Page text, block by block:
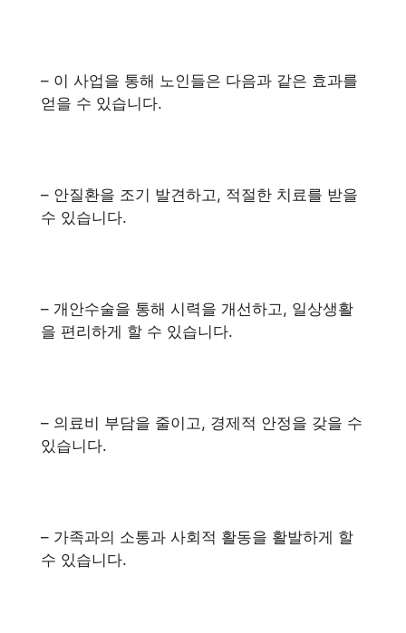
– 이 사업을 통해 노인들은 다음과 같은 효과를
얻을 수 있습니다.
– 안질환을 조기 발견하고, 적절한 치료를 받을
수 있습니다.
– 개안수술을 통해 시력을 개선하고, 일상생활
을 편리하게 할 수 있습니다.
– 의료비 부담을 줄이고, 경제적 안정을 갖을 수
있습니다.
– 가족과의 소통과 사회적 활동을 활발하게 할
수 있습니다.